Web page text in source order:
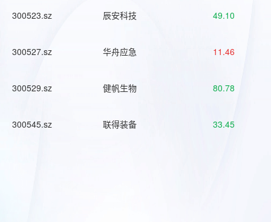
300523.sz 辰安科技 49.10
300527.sz 华舟应急 11.46
300529.sz 健帆生物 80.78
300545.sz 联得装备 33.45